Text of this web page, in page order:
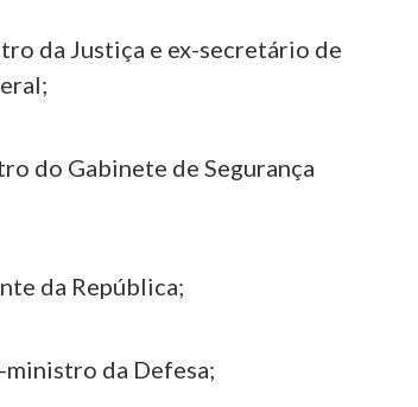
da Justiça e ex-secretário de
do Gabinete de Segurança
da República;
ministro da Defesa;